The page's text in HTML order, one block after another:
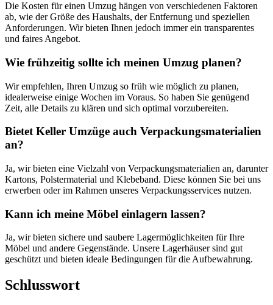
Die Kosten für einen Umzug hängen von verschiedenen Faktoren
ab, wie der Größe des Haushalts, der Entfernung und speziellen
Anforderungen. Wir bieten Ihnen jedoch immer ein transparentes
und faires Angebot.
Wie frühzeitig sollte ich meinen Umzug planen?
Wir empfehlen, Ihren Umzug so früh wie möglich zu planen,
idealerweise einige Wochen im Voraus. So haben Sie genügend
Zeit, alle Details zu klären und sich optimal vorzubereiten.
Bietet Keller Umzüge auch Verpackungsmaterialien
an?
Ja, wir bieten eine Vielzahl von Verpackungsmaterialien an, darunter
Kartons, Polstermaterial und Klebeband. Diese können Sie bei uns
erwerben oder im Rahmen unseres Verpackungsservices nutzen.
Kann ich meine Möbel einlagern lassen?
Ja, wir bieten sichere und saubere Lagermöglichkeiten für Ihre
Möbel und andere Gegenstände. Unsere Lagerhäuser sind gut
geschützt und bieten ideale Bedingungen für die Aufbewahrung.
Schlusswort